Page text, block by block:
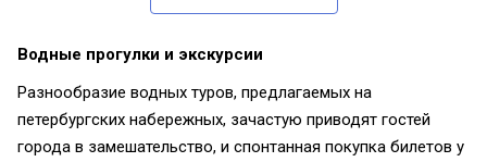
Водные прогулки и экскурсии
Разнообразие водных туров, предлагаемых на
петербургских набережных, зачастую приводят гостей
города в замешательство, и спонтанная покупка билетов у